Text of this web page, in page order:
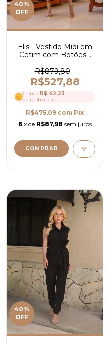
40%
OFF
Elis - Vestido Midi em
Cetim com Botões -
R$879,80
R$527,88
GanheR$ 42,23
de cashback
R$475,09 com Pix
6 x de R$87,98 sem juros
COMPRAR
40%
OFF